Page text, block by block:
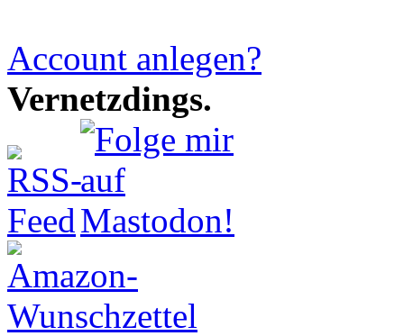
Account anlegen?
Vernetzdings.